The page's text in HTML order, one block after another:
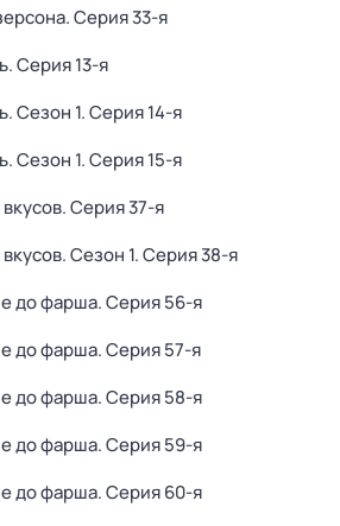
. Серия 33-я
. Серия 13-я
. Сезон 1. Серия 14-я
. Сезон 1. Серия 15-я
. Серия 37-я
. Сезон 1. Серия 38-я
до фарша. Серия 56-я
до фарша. Серия 57-я
до фарша. Серия 58-я
до фарша. Серия 59-я
до фарша. Серия 60-я